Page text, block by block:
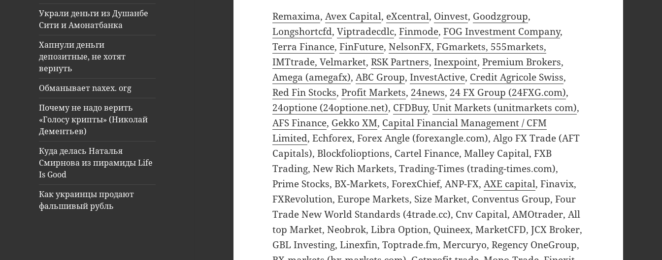
Украли деньги из Душанбе
Сити и Амонатбанка
Хапнули деньги
депозитные, не хотят
вернуть
Обманывает naxex. org
Почему не надо верить
«Голосу крипты» (Николай
Дементьев)
Куда делась Наталья
Смирнова из пирамиды Life
Is Good
Как украинцы продают
фальшивый рубль
Remaxima,Avex Capital, eXcentral, Oinvest, Goodzgroup,
Longshortcfd,Viptradecdlc,Finmode,FOG Investment Company,
Terra Finance,FinFuture,NelsonFX, FGmarkets, 555markets,
IMTtrade, Velmarket,RSK Partners,Inexpoint,Premium Brokers,
Amega (amegafx),ABC Group,InvestActive, Credit Agricole Swiss,
Red Fin Stocks,Profit Markets, 24news, 24 FX Group (24FXG.com),
24optione (24optione.net), CFDBuy,Unit Markets (unitmarkets com),
AFS Finance, Gekko XM, Capital Financial Management / CFM
Limited, Echforex, Forex Angle (forexangle.com), Algo FX Trade (AFT
Capitals), Blockfolioptions, Cartel Finance, Malley Capital, FXB
Trading, New Rich Markets, Trading-Times (trading-times.com),
Prime Stocks, BX-Markets, ForexChief, ANP-FX,AXE capital, Finavix,
FXRevolution, Europe Markets, Size Market, Conventus Group, Four
Trade New World Standards (4trade.cc), Cnv Capital, AMOtrader, All
top Market, Neobrok, Libra Option, Quineex, MarketCFD, JCX Broker,
GBL Investing, Linexfin, Toptrade.fm, Mercuryo, Regency OneGroup,